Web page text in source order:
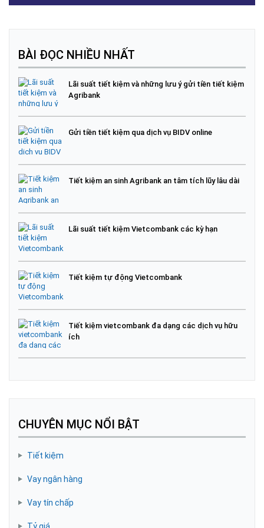
BÀI ĐỌC NHIỀU NHẤT
Lãi suất tiết kiệm và những lưu ý gửi tiền tiết kiệm
Agribank
Gửi tiền tiết kiệm qua dịch vụ BIDV online
Tiết kiệm an sinh Agribank an tâm tích lũy lâu dài
Lãi suất tiết kiệm Vietcombank các kỳ hạn
Tiết kiệm tự động Vietcombank
Tiết kiệm vietcombank đa dạng các dịch vụ hữu
ích
CHUYÊN MỤC NỔI BẬT
Tiết kiệm
Vay ngân hàng
Vay tín chấp